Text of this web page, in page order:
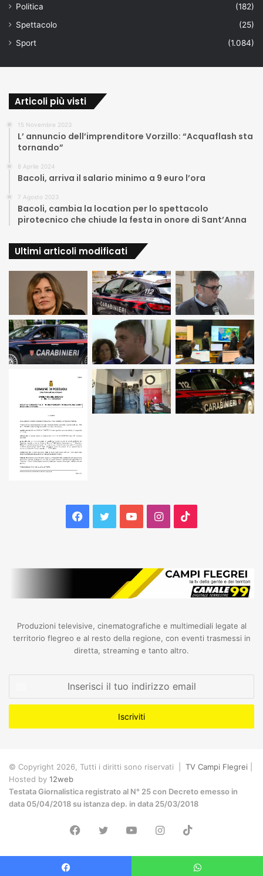
Politica
(182)
Spettacolo
(25)
Sport
(1.084)
Articoli più visti
15 Novembre 2023
L’ annuncio dell’imprenditore Vorzillo: “Acquaflash sta
tornando”
8 Aprile 2024
Bacoli, arriva il salario minimo a 9 euro l’ora
7 Agosto 2023
Bacoli, cambia la location per lo spettacolo
pirotecnico che chiude la festa in onore di Sant’Anna
Ultimi articoli modificati
Facebook
TwitterYouTubeInstagram
Produzioni televisive, cinematografiche e multimediali legate al
territorio flegreo e al resto della regione, con eventi trasmessi in
diretta, streaming e tanto altro.
tuo
email
© Copyright 2026, Tutti i diritti sono riservati | TV Campi Flegrei
Hosted by 12web
Testata Giornalistica registrato al N° 25 con Decreto emesso in
data 05/04/2018 su istanza dep. in data 25/03/2018
Facebook
TwitterYouTubeInstagram